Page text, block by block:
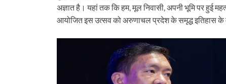
अज्ञात है। यहां तक ​​कि हम, मूल निवासी, अपनी भूमि पर हुई
आयोजित इस उत्सव को अरुणाचल प्रदेश के समृद्ध इतिहास के